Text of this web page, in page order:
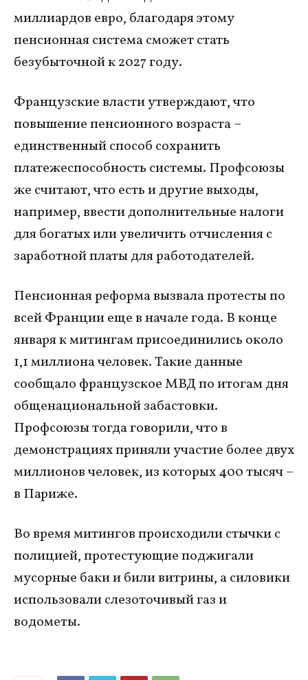
миллиардов евро, благодаря этому
пенсионная система сможет стать
безубыточной к 2027 году.
Французские власти утверждают, что
повышение пенсионного возраста –
единственный способ сохранить
платежеспособность системы. Профсоюзы
же считают, что есть и другие выходы,
например, ввести дополнительные налоги
для богатых или увеличить отчисления с
заработной платы для работодателей.
Пенсионная реформа вызвала протесты по
всей Франции еще в начале года. В конце
января к митингам присоединились около
1,1 миллиона человек. Такие данные
сообщало французское МВД по итогам дня
общенациональной забастовки.
Профсоюзы тогда говорили, что в
демонстрациях приняли участие более двух
миллионов человек, из которых 400 тысяч –
в Париже.
Во время митингов происходили стычки с
полицией, протестующие поджигали
мусорные баки и били витрины, а силовики
использовали слезоточивый газ и
водометы.